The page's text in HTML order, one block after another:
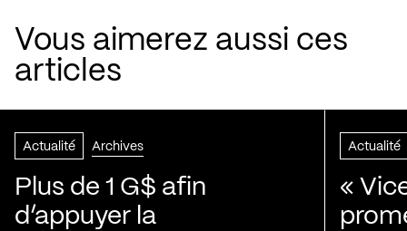
Vous aimerez aussi ces
articles
Actualité Archives
Plus de 1 G$ afin
d’appuyer la
Actualité
«